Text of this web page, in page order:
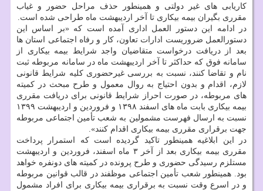
كاریابی های غیر دولتی و همینطور حذف مراحل حضور و غیاب
مقرری بگیران بیمه بیكاری تا آخر اردیبهشت ماه طراحی شده است.
‎در ادامه این دستور العمل اداری آمده است كه «بر اساس این
دستورالعمل ضروریست ادارات تعاون، كار و رفاه اجتماعی استان ها
بعد از دریافت درخواست متقاضیان واجد شرایط بیمه بیكاری از
سامانه فوق كه حداكثر تا آخر اردیبهشت ماه در سامانه مربوطه ثبت
نام و تقاضا كنند، نسبت به بررسی غیرحضوری كلیه شرایط قانونی
لازم، اقدام و بدون احتیاج به روال معمول و طرح مبحث در كمیته
های مربوطه، در صورت احراز شرایط قانونی برای دریافت مقرری
بیمه بیكاری بابت ماه های اسفند ۱۳۹۸ و فروردین و اردیبهشت ۱۳۹۹
نسبت به ارسال فهرست مشمولین به شعب تأمین اجتماعی مربوطه
جهت برقراری مقرری بیمه بیكاری اقدام كنند».
در این ابلاغیه همینطور تاكید گردیده است كه استمرار پرداخت
مقرری بیمه بیكاری بعد از آخر ۳ ماه اسفند، فروردین و اردیبهشت
مستلزم رسیدگی حضوری و طرح پرونده در كمیته های دونفره خواهد
بود. همینطور شعب تأمین اجتماعی موظفند در قالب قوانین مربوطه
و در اسرع وقت نسبت به برقراری بیمه بیكاری برای افراد مشمول